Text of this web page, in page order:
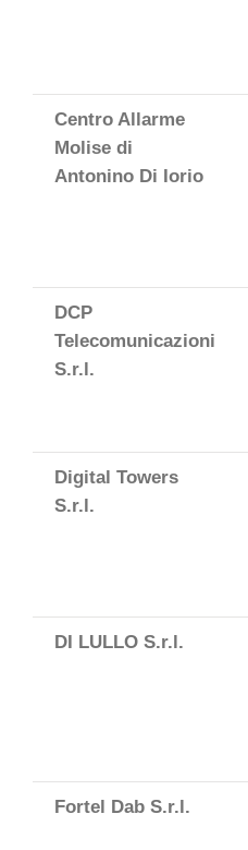
Centro Allarme
Molise di
Antonino Di Iorio
DCP
Telecomunicazioni
S.r.l.
Digital Towers
S.r.l.
DI LULLO S.r.l.
Fortel Dab S.r.l.